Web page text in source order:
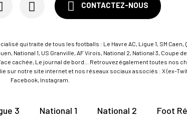
CONTACTEZ-NOUS
qui traite de tous les footballs : Le Havre AC, Ligue 1, SM Caen,
National 1, US Granville, AF Virois, National 2, National 3, Coupe
cachée, Le journal de bord... Retrouvez également toutes nos
sur notre site internet et nos réseaux sociaux associés : X (ex-
Facebook, Instagram.
3 National 1 National 2 Foot